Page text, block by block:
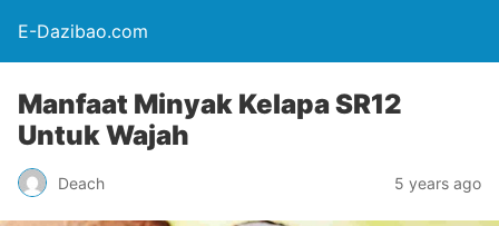
E-Dazibao.com
Manfaat Minyak Kelapa SR12
Untuk Wajah
Deach 5 years ago